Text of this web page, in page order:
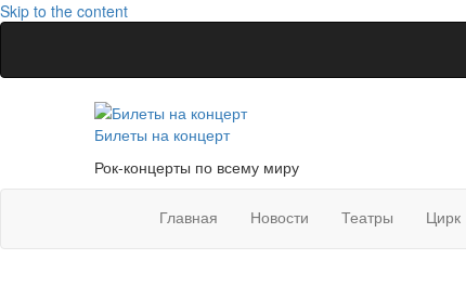
Skip to the content
Билеты на концерт
Рок-концерты по всему миру
Главная Новости Театры Цирк